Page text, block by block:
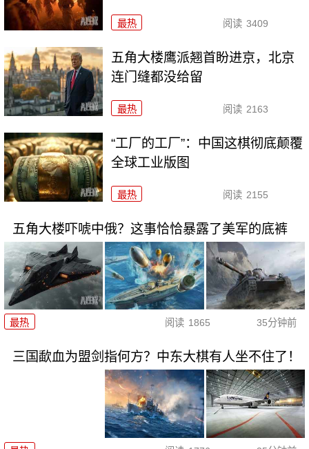
最热 阅读 3409
五角大楼鹰派翘首盼进京，北京
连门缝都没给留
最热 阅读 2163
“工厂的工厂”：中国这棋彻底颠覆
全球工业版图
最热 阅读 2155
五角大楼吓唬中俄？这事恰恰暴露了美军的底裤
最热 阅读 1865 35分钟前
三国歃血为盟剑指何方？中东大棋有人坐不住了！